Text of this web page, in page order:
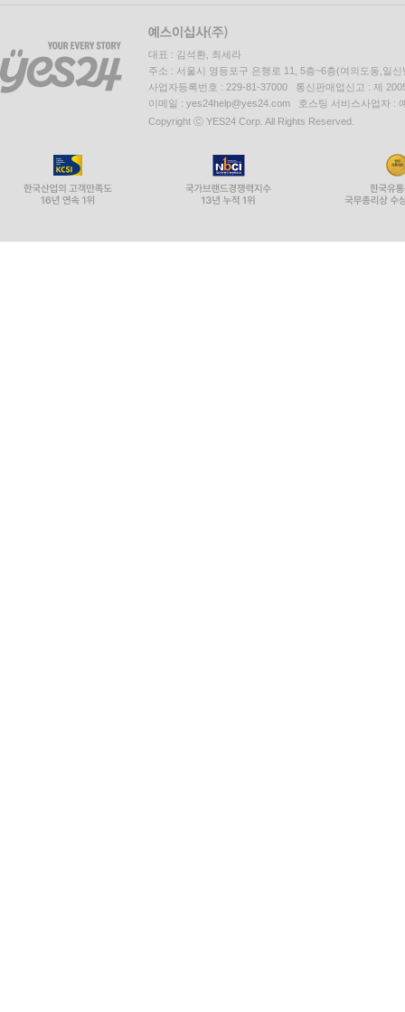
대표 : 김석환, 최세라
주소 : 서울시 영등포구 은행로 11, 5층~6층(여의도동,일신
사업자등록번호 : 229-81-37000 통신판매업신고 : 제
이메일 : yes24help@yes24.com 호스팅 서비스사업자 :
Copyright ⓒ YES24 Corp. All Rights Reserved.